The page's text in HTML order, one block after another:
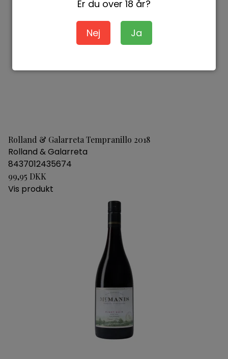
Er du over 18 år?
Nej Ja
Rolland & Galarreta Tempranillo 2018
Rolland & Galarreta
8437012435674
99,95 DKK
Vis produkt